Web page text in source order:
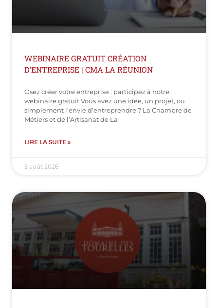
WEBINAIRE GRATUIT CRÉATION
D’ENTREPRISE | CMA LA RÉUNION
Osez créer votre entreprise : participez à notre
webinaire gratuit Vous avez une idée, un projet, ou
simplement l’envie d’entreprendre ? La Chambre de
Métiers et de l’Artisanat de La
LIRE LA SUITE »
5 août 2026